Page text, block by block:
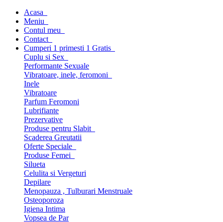
Acasa
Meniu
Contul meu
Contact
Cumperi 1 primesti 1 Gratis
Cuplu si Sex
Performante Sexuale
Vibratoare, inele, feromoni
Inele
Vibratoare
Parfum Feromoni
Lubrifiante
Prezervative
Produse pentru Slabit
Scaderea Greutatii
Oferte Speciale
Produse Femei
Silueta
Celulita si Vergeturi
Depilare
Menopauza , Tulburari Menstruale
Osteoporoza
Igiena Intima
Vopsea de Par